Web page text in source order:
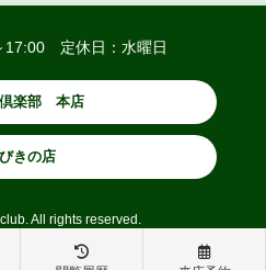
17:00 定休日：水曜日
楽部 本店
きの店
All rights reserved.